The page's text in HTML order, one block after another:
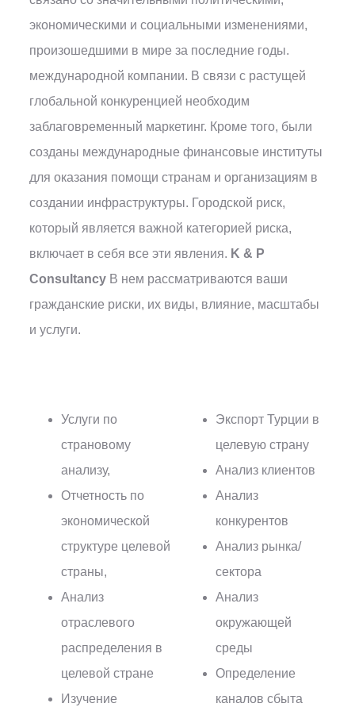
экономическими и социальными изменениями,
произошедшими в мире за последние годы.
международной компании. В связи с растущей
глобальной конкуренцией необходим
заблаговременный маркетинг. Кроме того, были
созданы международные финансовые институты
для оказания помощи странам и организациям в
создании инфраструктуры. Городской риск,
который является важной категорией риска,
включает в себя все эти явления. K & P
ConsultancyВ нем рассматриваются ваши
гражданские риски, их виды, влияние, масштабы
и услуги.
Услуги по
страновому
анализу,
Отчетность по
экономической
структуре целевой
страны,
Анализ
отраслевого
распределения в
целевой стране
Изучение
Экспорт Турции в
целевую страну
Анализ клиентов
Анализ
конкурентов
Анализ рынка/
сектора
Анализ
окружающей
среды
Определение
каналов сбыта